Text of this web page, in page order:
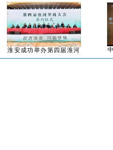
淮安成功举办第四届淮河